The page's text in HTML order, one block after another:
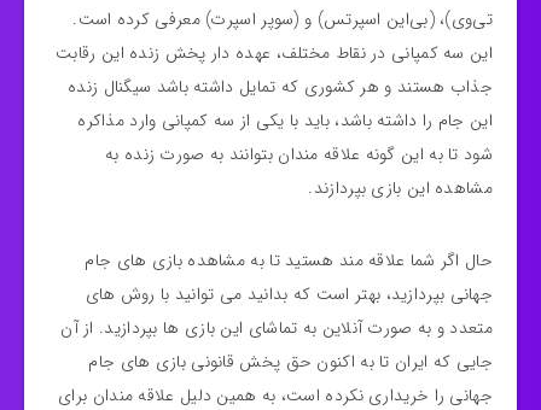
تی‌وی)، (بی‌این اسپرتس) و (سوپر اسپرت) معرفی کرده است.
این سه کمپانی در نقاط مختلف، عهده‌ دار پخش زنده این رقابت
جذاب هستند و هر کشوری که تمایل داشته باشد سیگنال زنده
این جام را داشته باشد، باید با یکی از سه کمپانی وارد مذاکره
شود تا به این گونه علاقه مندان بتوانند به صورت زنده به
مشاهده این بازی بپردازند.
حال اگر شما علاقه مند هستید تا به مشاهده بازی های جام
جهانی بپردازید، بهتر است که بدانید می توانید با روش های
متعدد و به صورت آنلاین به تماشای این بازی ها بپردازید. از آن
جایی که ایران تا به اکنون حق پخش قانونی بازی های جام
جهانی را خریداری نکرده است، به همین دلیل علاقه مندان برای